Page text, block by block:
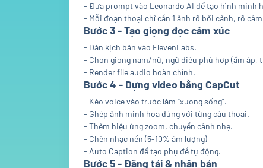
- Đưa prompt vào Leonardo AI để tạo hình minh
- Mỗi đoạn thoại chỉ cần 1 ảnh rõ bối cảnh, rõ
Bước 3 - Tạo giọng đọc cảm xúc
- Dán kịch bản vào ElevenLabs.
- Chọn giọng nam/nữ, ngữ điệu phù hợp (ấm áp,
- Render file audio hoàn chỉnh.
Bước 4 - Dựng video bằng CapCut
- Kéo voice vào trước làm “xương sống”.
- Ghép ảnh minh họa đúng với từng câu thoại.
- Thêm hiệu ứng zoom, chuyển cảnh nhẹ.
- Chèn nhạc nền (5-10% âm lượng)
- Auto Caption để tạo phụ đề tự động.
Bước 5 - Đăng tải & nhân bản